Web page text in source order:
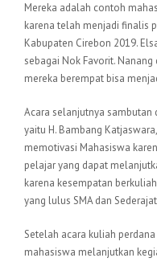
Mereka adalah contoh
karena telah menjadi finalis
Kabupaten Cirebon 2019.
sebagai Nok Favorit.
mereka berempat bisa
Acara selanjutnya sambutan
yaitu H. Bambang
memotivasi Mahasiswa
pelajar yang dapat
karena kesempatan
yang lulus SMA dan
Setelah acara kuliah
mahasiswa melanjutkan